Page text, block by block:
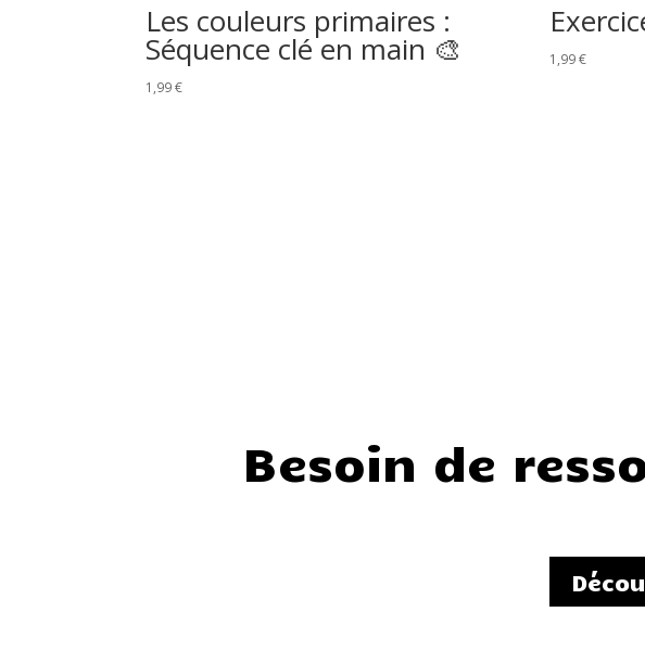
Les couleurs primaires :
Séquence clé en main 🎨
1,99€
1,99€
Besoin de